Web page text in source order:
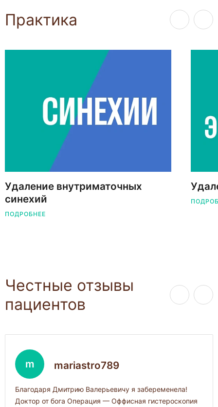
Практика
Удаление внутриматочных
синехий
ПОДРОБНЕЕ
Честные отзывы
пациентов
m mariastro789
Благодаря Дмитрию Валерьевичу я забеременела!
Доктор от бога Операция — Оффисная гистероскопия